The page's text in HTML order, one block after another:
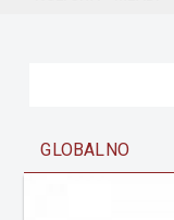
GLOBALNO